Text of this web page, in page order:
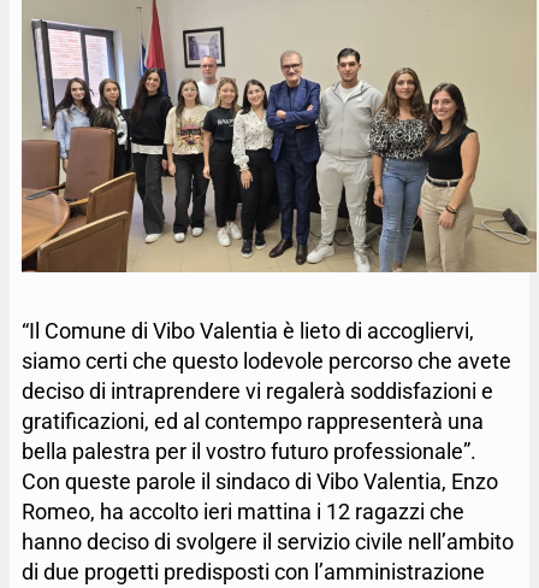
“Il Comune di Vibo Valentia è lieto di accogliervi,
siamo certi che questo lodevole percorso che avete
deciso di intraprendere vi regalerà soddisfazioni e
gratificazioni, ed al contempo rappresenterà una
bella palestra per il vostro futuro professionale”.
Con queste parole il sindaco di Vibo Valentia, Enzo
Romeo, ha accolto ieri mattina i 12 ragazzi che
hanno deciso di svolgere il servizio civile nell’ambito
di due progetti predisposti con l’amministrazione